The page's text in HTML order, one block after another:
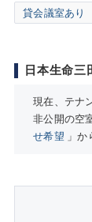
貸会議室あり
日本生命三
現在、テナ
非公開の空
せ希望 」か